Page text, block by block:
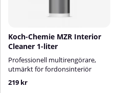
Koch-Chemie MZR Interior
Cleaner 1-liter
Professionell multirengörare,
utmärkt för fordonsinteriör
219 kr